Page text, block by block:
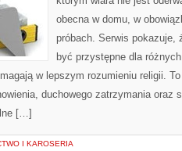
obecna w domu, w
próbach. Serwis pokazuje,
być przystępne dla
w lepszym rozumieniu religii.
duchowego zatrzymania oraz
[…]
I KAROSERIA